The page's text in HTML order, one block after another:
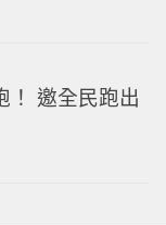
！ 邀全民跑出